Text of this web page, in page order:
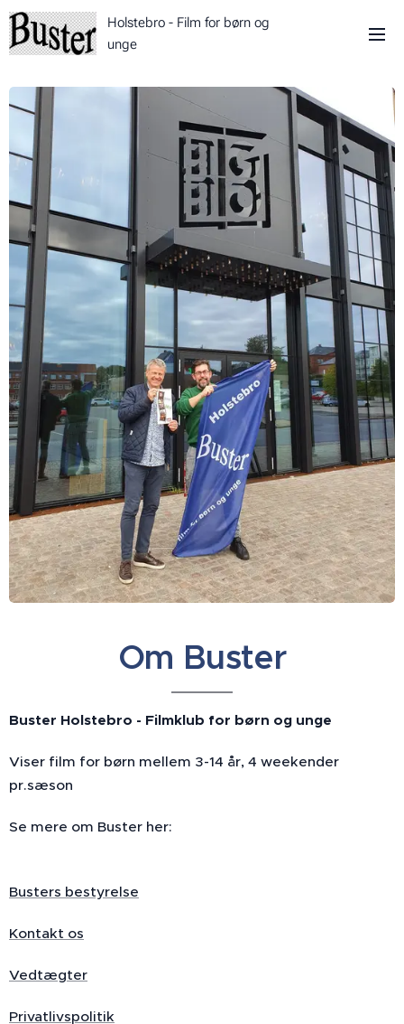
Holstebro - Film for børn og
unge
Om Buster
Buster Holstebro - Filmklub for børn og unge
Viser film for børn mellem 3-14 år, 4 weekender
pr.sæson
Se mere om Buster her:
Busters bestyrelse
Kontakt os
Vedtægter
Privatlivspolitik